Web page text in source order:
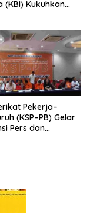
(KBI) Kukuhkan
dan
Organisasi
Berbasis Riset di
dan
Pekerja–
(KSP–PB) Gelar
Pers dan